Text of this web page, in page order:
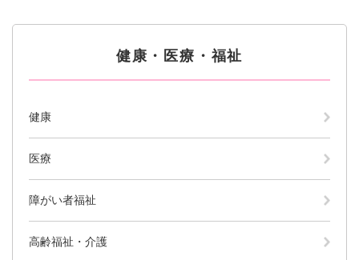
健康・医療・福祉
健康
医療
障がい者福祉
高齢福祉・介護